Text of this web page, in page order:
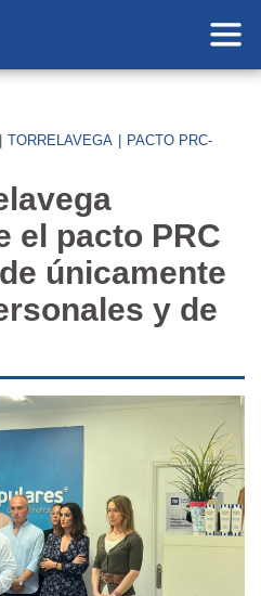
TORRELAVEGA
PACTO PRC-
el pacto PRC
únicamente
y de